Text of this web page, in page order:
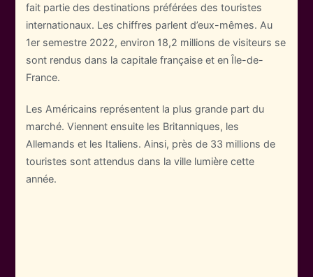
fait partie des destinations préférées des touristes
internationaux. Les chiffres parlent d’eux-mêmes. Au
1er semestre 2022, environ 18,2 millions de visiteurs se
sont rendus dans la capitale française et en Île-de-
France.
Les Américains représentent la plus grande part du
marché. Viennent ensuite les Britanniques, les
Allemands et les Italiens. Ainsi, près de 33 millions de
touristes sont attendus dans la ville lumière cette
année.